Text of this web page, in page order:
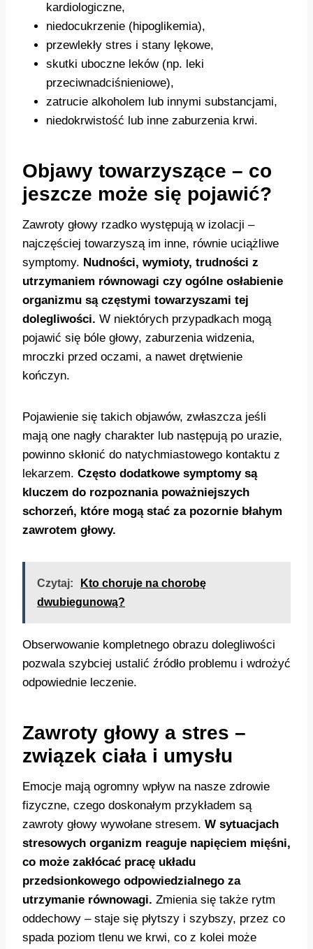
kardiologiczne,
niedocukrzenie (hipoglikemia),
przewlekły stres i stany lękowe,
skutki uboczne leków (np. leki
przeciwnadciśnieniowe),
zatrucie alkoholem lub innymi substancjami,
niedokrwistość lub inne zaburzenia krwi.
Objawy towarzyszące – co
jeszcze może się pojawić?
Zawroty głowy rzadko występują w izolacji –
najczęściej towarzyszą im inne, równie uciążliwe
symptomy. Nudności, wymioty, trudności z
utrzymaniem równowagi czy ogólne osłabienie
organizmu są częstymi towarzyszami tej
dolegliwości. W niektórych przypadkach mogą
pojawić się bóle głowy, zaburzenia widzenia,
mroczki przed oczami, a nawet drętwienie
kończyn.
Pojawienie się takich objawów, zwłaszcza jeśli
mają one nagły charakter lub następują po urazie,
powinno skłonić do natychmiastowego kontaktu z
lekarzem. Często dodatkowe symptomy są
kluczem do rozpoznania poważniejszych
schorzeń, które mogą stać za pozornie błahym
zawrotem głowy.
Czytaj:
Kto choruje na chorobę
dwubiegunową?
Obserwowanie kompletnego obrazu dolegliwości
pozwala szybciej ustalić źródło problemu i wdrożyć
odpowiednie leczenie.
Zawroty głowy a stres –
związek ciała i umysłu
Emocje mają ogromny wpływ na nasze zdrowie
fizyczne, czego doskonałym przykładem są
zawroty głowy wywołane stresem. W sytuacjach
stresowych organizm reaguje napięciem mięśni,
co może zakłócać pracę układu
przedsionkowego odpowiedzialnego za
utrzymanie równowagi. Zmienia się także rytm
oddechowy – staje się płytszy i szybszy, przez co
spada poziom tlenu we krwi, co z kolei może